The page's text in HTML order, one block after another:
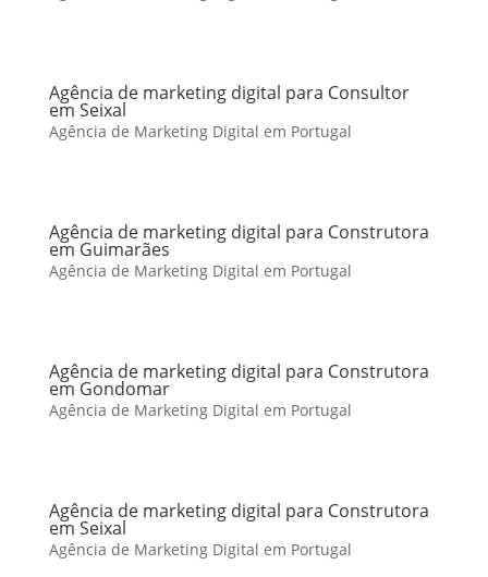
Agência de marketing digital para Consultor
em Seixal
Agência de Marketing Digital em Portugal
Agência de marketing digital para Construtora
em Guimarães
Agência de Marketing Digital em Portugal
Agência de marketing digital para Construtora
em Gondomar
Agência de Marketing Digital em Portugal
Agência de marketing digital para Construtora
em Seixal
Agência de Marketing Digital em Portugal